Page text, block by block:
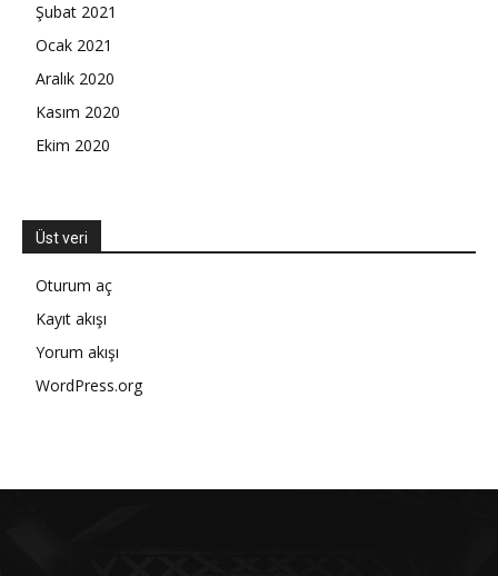
Şubat 2021
Ocak 2021
Aralık 2020
Kasım 2020
Ekim 2020
Üst veri
Oturum aç
Kayıt akışı
Yorum akışı
WordPress.org